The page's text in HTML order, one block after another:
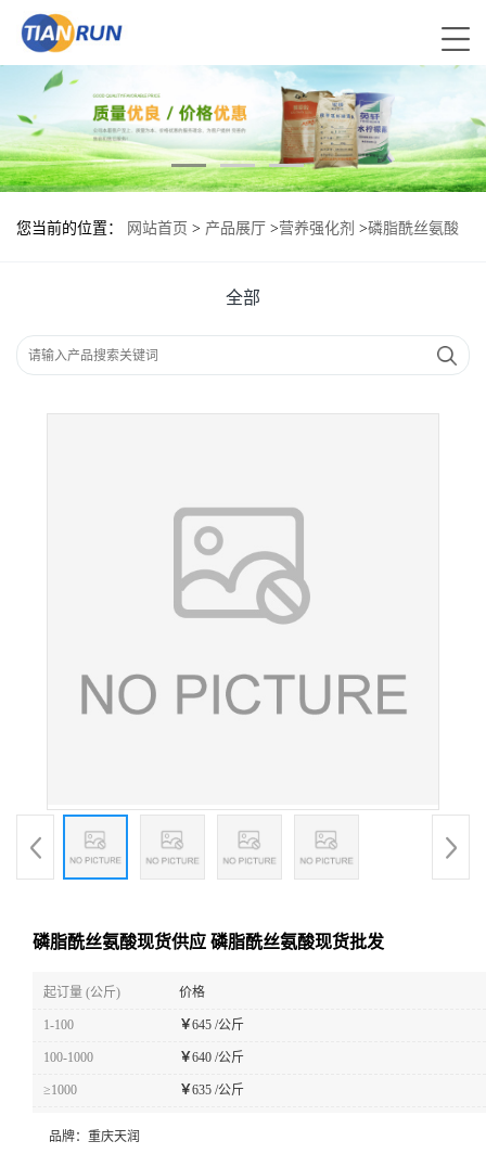
您当前的位置： 网站首页 > 产品展厅 >营养强化剂 >磷脂酰丝氨酸
全部
磷脂酰丝氨酸现货供应 磷脂酰丝氨酸现货批发
起订量 (公斤) 价格
1-100 ￥645 /公斤
100-1000 ￥640 /公斤
≥1000 ￥635 /公斤
品牌： 重庆天润